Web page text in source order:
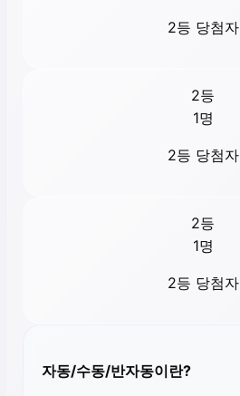
2등 당첨자
2등
1명
2등 당첨자
2등
1명
2등 당첨자
자동/수동/반자동이란?